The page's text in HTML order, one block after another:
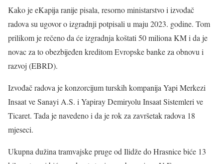
Kako je eKapija ranije pisala, resorno ministarstvo i izvođač
radova su ugovor o izgradnji potpisali u maju 2023. godine. Tom
prilikom je rečeno da će izgradnja koštati 50 miliona KM i da je
novac za to obezbijeđen kreditom Evropske banke za obnovu i
razvoj (EBRD).
Izvođač radova je konzorcijum turskih kompanija Yapi Merkezi
Insaat ve Sanayi A.S. i Yapiray Demiryolu Insaat Sistemleri ve
Ticaret. Tada je navedeno i da je rok za završetak radova 18
mjeseci.
Ukupna dužina tramvajske pruge od Ilidže do Hrasnice biće 13